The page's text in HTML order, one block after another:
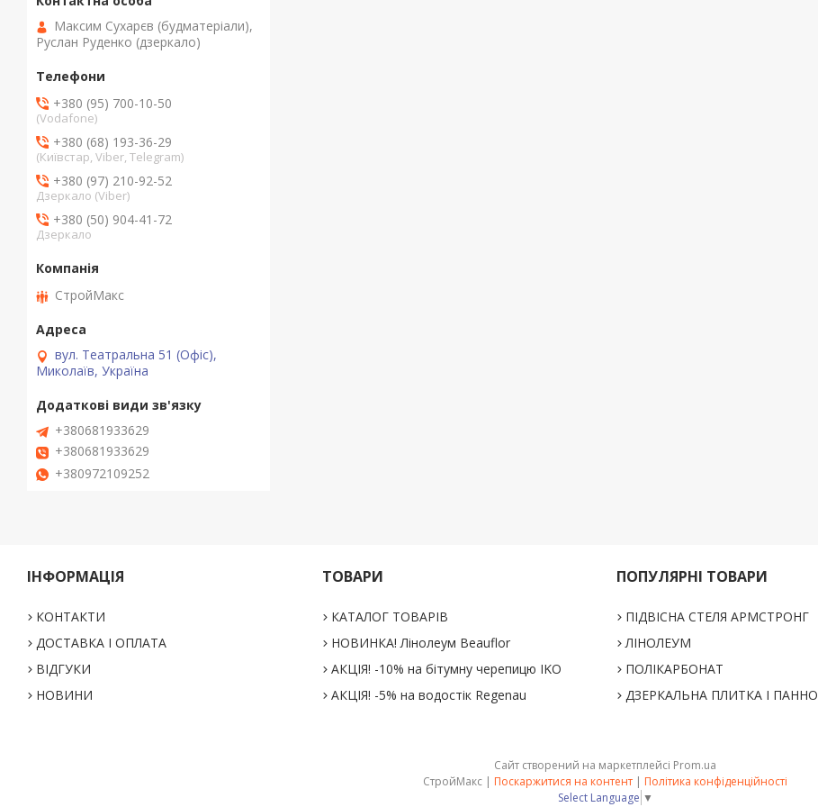
Максим Сухарєв (будматеріали),
Руслан Руденко (дзеркало)
+380 (95) 700-10-50
(Vodafone)
+380 (68) 193-36-29
(Київстар, Viber, Telegram)
+380 (97) 210-92-52
Дзеркало (Viber)
+380 (50) 904-41-72
Дзеркало
СтройМакс
вул. Театральна 51 (Офіс),
Миколаїв, Україна
+380681933629
+380681933629
+380972109252
ІНФОРМАЦІЯ
КОНТАКТИ
ДОСТАВКА І ОПЛАТА
ВІДГУКИ
НОВИНИ
ТОВАРИ
КАТАЛОГ ТОВАРІВ
НОВИНКА! Лінолеум Beauflor
АКЦІЯ! -10% на бітумну черепицю IKO
АКЦІЯ! -5% на водостік Regenau
ПОПУЛЯРНІ ТОВАРИ
ПІДВІСНА СТЕЛЯ АРМСТРОНГ
ЛІНОЛЕУМ
ПОЛІКАРБОНАТ
ДЗЕРКАЛЬНА ПЛИТКА І ПАННО
Сайт створений на маркетплейсі Prom.ua
СтройМакс | Поскаржитися на контент | Політика конфіденційності
Select Language ▼